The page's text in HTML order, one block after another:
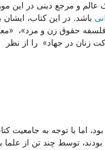
عالم و مرجع دینی در این
باشد. در این کتاب، ایشان
حقوق زن و مرد»،
در جهاد» را از نظر
اما با توجه به جامعیت
توسط چند تن از علما